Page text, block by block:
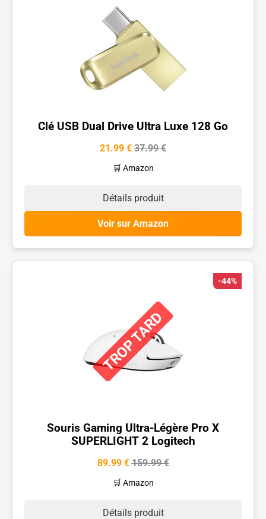
Clé USB Dual Drive Ultra Luxe 128 Go
21.99 € 37.99 €
🛒 Amazon
Détails produit
Voir sur Amazon
TROP TARD
-44%
Souris Gaming Ultra-Légère Pro X
SUPERLIGHT 2 Logitech
89.99 €159.99 €
🛒 Amazon
Détails produit